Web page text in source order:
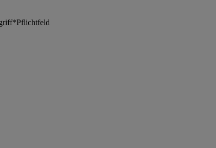
*Pflichtfeld